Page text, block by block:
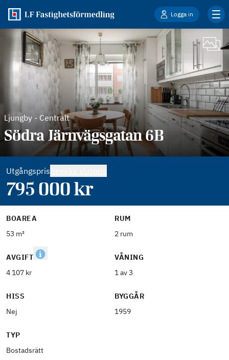
Logga in
Ljungby - Centralt
Södra Järnvägsgatan 6B
Utgångspris
795 000kr
BOAREA
53 m²
RUM
2 rum
AVGIFT
4 107 kr
VÅNING
1 av 3
HISS
Nej
BYGGÅR
1959
TYP
Bostadsrätt